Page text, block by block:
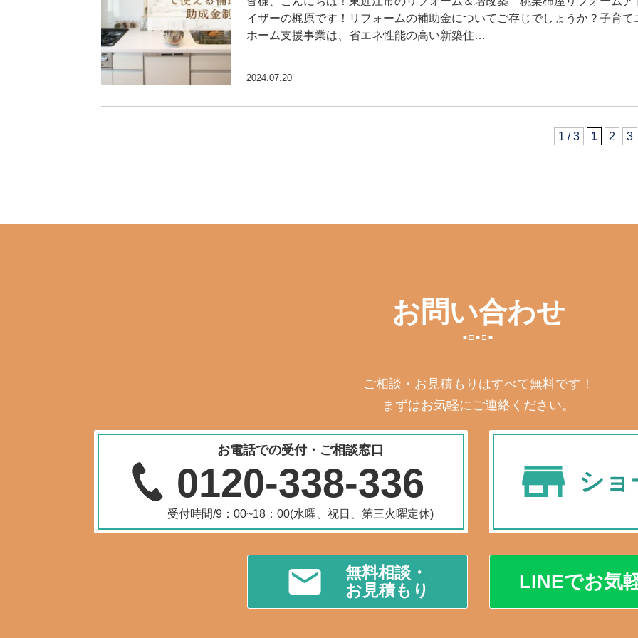
イザーの梶原です！リフォームの補助金についてご存じでしょうか？子育て
ホーム支援事業は、省エネ性能の高い新築住…
2024.07.20
1 / 3 1 2 3
お問い合わせ
ご相談・お見積もりはすべて無料です！
まずはお気軽にご連絡ください。
お電話での受付・ご相談窓口
0120-338-336
受付時間/9：00~18：00(水曜、祝日、第三火曜定休)
ショ
無料相談・
お見積もり
LINEでお気